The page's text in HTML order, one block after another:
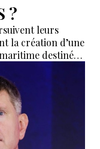
?
leurs
la création d’une
destinée
le golfe